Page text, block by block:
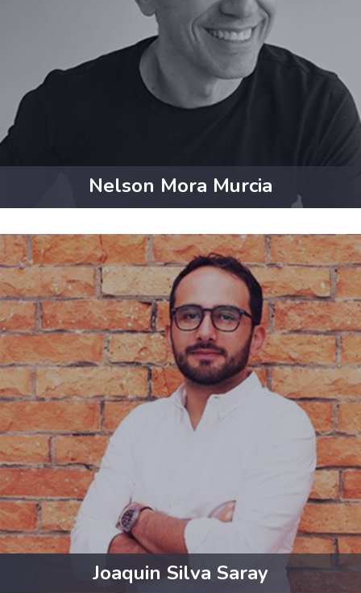
Nelson Mora Murcia
Joaquin Silva Saray